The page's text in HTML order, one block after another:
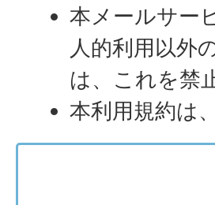
本メールサー
人的利用以外
は、これを禁
本利用規約は